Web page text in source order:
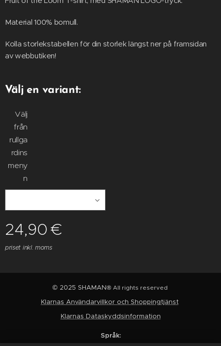
Material 100% bomull.
Kolla storlekstabellen för din storlek längst ner på framsidan
av webbutiken!
Välj en variant:
Välj
från
rullga
rdins
meny
n
24,90 €
priset inkl. moms
© 2025 SHAMAN® All rights reserved
Klarnas Användarvillkor och Shoppingtjänst
Klarnas Dataskyddsinformation
Språk